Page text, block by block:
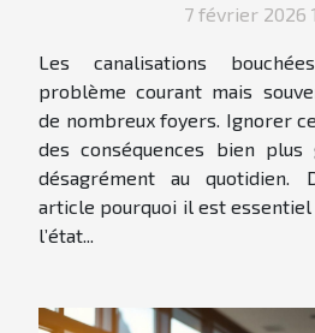
7 février 2026
Les canalisations
problème courant mais
de nombreux foyers. Ignorer
des conséquences bien plus
désagrément au quotidien.
article pourquoi il est
l’état...